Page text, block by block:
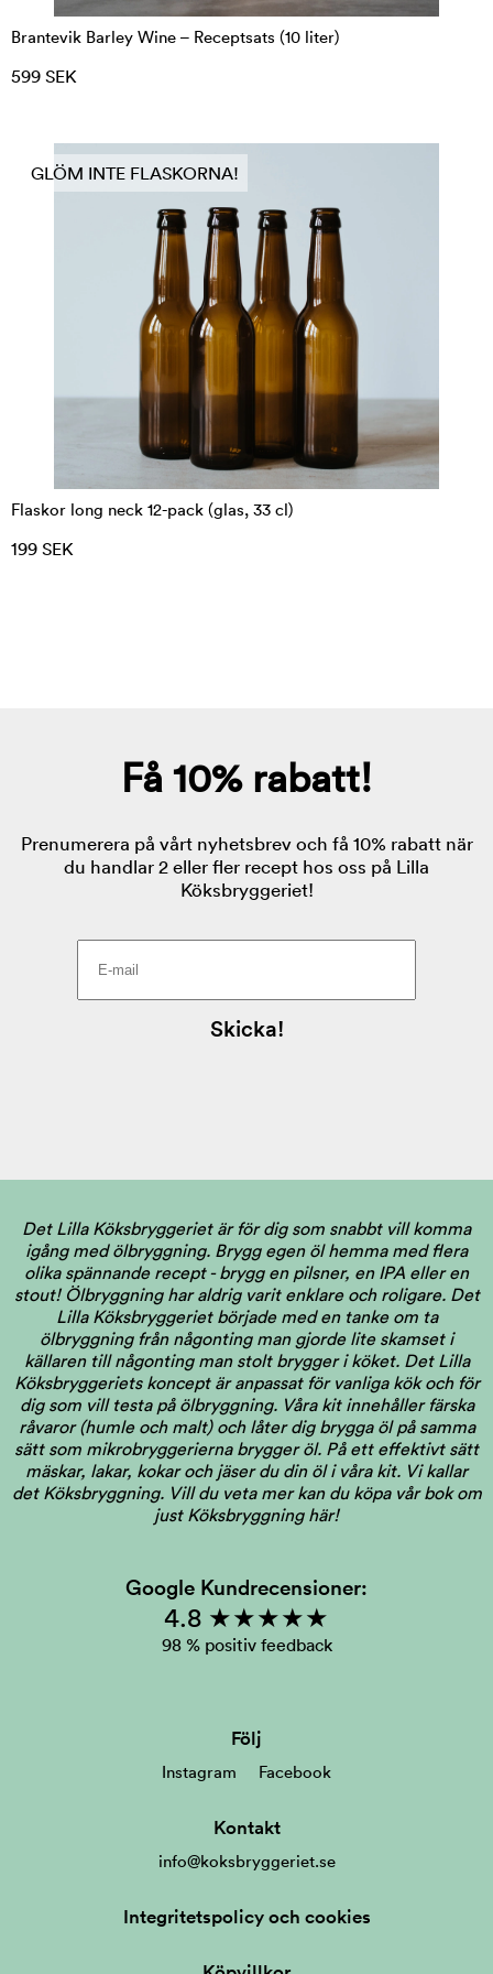
Brantevik Barley Wine – Receptsats (10 liter)
599 SEK
GLÖM INTE FLASKORNA!
Flaskor long neck 12-pack (glas, 33 cl)
199 SEK
Det Lilla Köksbryggeriet är för dig som snabbt vill komma
igång med ölbryggning. Brygg egen öl hemma med flera
olika spännande recept - brygg en pilsner, en IPA eller en
stout! Ölbryggning har aldrig varit enklare och roligare. Det
Lilla Köksbryggeriet började med en tanke om ta
ölbryggning från någonting man gjorde lite skamset i
källaren till någonting man stolt brygger i köket. Det Lilla
Köksbryggeriets koncept är anpassat för vanliga kök och för
dig som vill testa på ölbryggning. Våra kit innehåller färska
råvaror (humle och malt) och låter dig brygga öl på samma
sätt som mikrobryggerierna brygger öl. På ett effektivt sätt
mäskar, lakar, kokar och jäser du din öl i våra kit. Vi kallar
det Köksbryggning. Vill du veta mer kan du köpa vår bok om
just Köksbryggning här!
Google Kundrecensioner:
4.8 ★★★★★
98 % positiv feedback
Kontakt
info@koksbryggeriet.se
Integritetspolicy och cookies
Följ
Instagram Facebook